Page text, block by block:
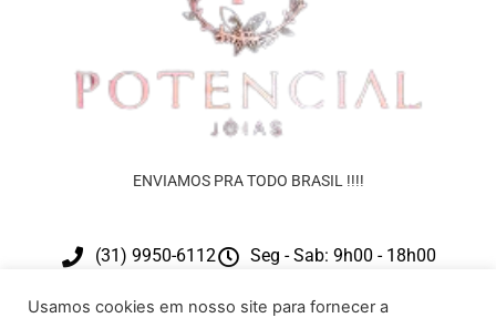
ENVIAMOS PRA TODO BRASIL !!!!
(31) 9950-6112
Seg - Sab: 9h00 - 18h00
Usamos cookies em nosso site para fornecer a